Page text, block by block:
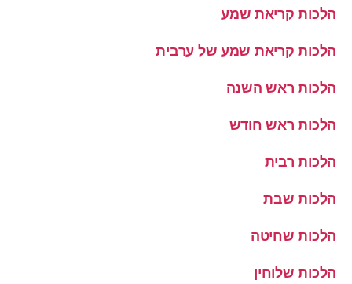
הלכות קריאת שמע
הלכות קריאת שמע של ערבית
הלכות ראש השנה
הלכות ראש חודש
הלכות רבית
הלכות שבת
הלכות שחיטה
הלכות שלוחין